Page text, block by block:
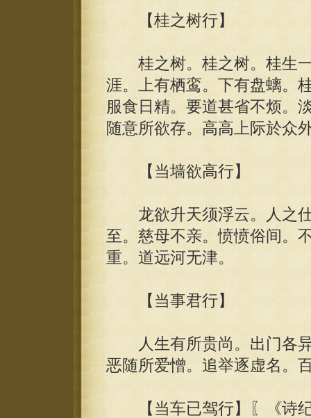
【桂之树行】
桂之树。桂之树。桂生一
涯。上有栖鸾。下有盘螭。
服食日精。要道甚省不烦。
随意所欲存。高高上际於众
【当墙欲高行】
龙欲升天须浮云。人之仕
至。慈母不亲。愤愤俗间。
重。道远河无津。
【当事君行】
人生有所贵尚。出门各异
恶随所爱憎。追举逐虚名。
【当车已驾行】〖《诗纪